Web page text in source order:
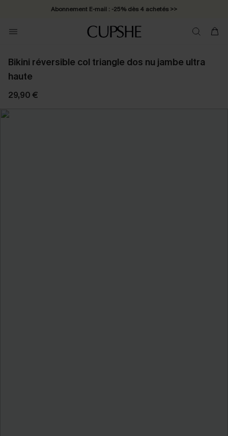
Abonnement E-mail : -25% dès 4 achetés >>
Bikini réversible col triangle dos nu jambe ultra
haute
29,90 €